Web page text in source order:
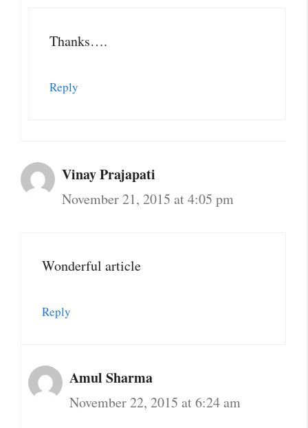
Thanks….
Reply
Vinay Prajapati
November 21, 2015 at 4:05 pm
Wonderful article
Reply
Amul Sharma
November 22, 2015 at 6:24 am